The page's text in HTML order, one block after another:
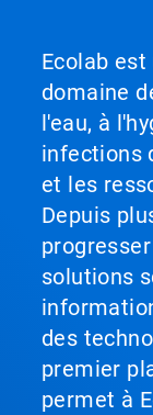
Ecolab
domaine
l'eau, à
infections
et les
Depuis
solutions
des
premier
permet à